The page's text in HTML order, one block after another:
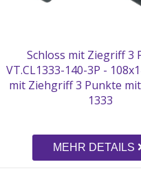
Schloss mit Ziegriff 3
VT.CL1333-140-3P -
mit Ziehgriff 3 Punkte
1333
MEHR DETAILS